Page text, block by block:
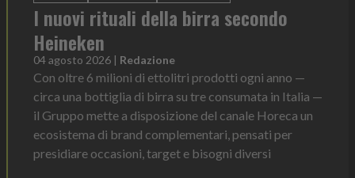
I nuovi rituali della birra secondo
Heineken
04 agosto 2026 | Redazione
Con oltre 6 milioni di ettolitri prodotti ogni anno —
circa una bottiglia di birra su tre consumata in Italia —
il Gruppo mette a disposizione del canale Horeca un
ecosistema di brand complementari, pensati per
presidiare occasioni, target e bisogni diversi